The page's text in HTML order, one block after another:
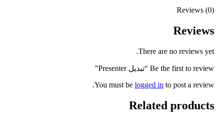
Reviews (0)
Reviews
There are no reviews yet.
Be the first to review “تبدیل Presenter”
You must be logged in to post a review.
Related products